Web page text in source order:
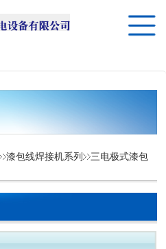
漆包线焊接机系列
三电极式漆包